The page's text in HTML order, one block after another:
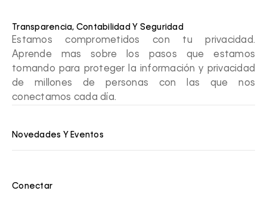
Transparencia, Contabilidad Y Seguridad
Estamos comprometidos con tu privacidad.
Aprende mas sobre los pasos que estamos
tomando para proteger la información y privacidad
de millones de personas con las que nos
conectamos cada día.
Novedades Y Eventos
Conectar